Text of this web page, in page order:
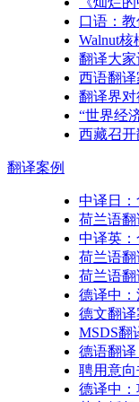
口语：
Walnut核
翻译大
西语翻
翻译界
“世界经
西藏召
翻译案例
中译日
荷兰语
中译英
荷兰语
荷兰语
德译中
德文翻
MSDS翻
德语翻
聘用意
德译中